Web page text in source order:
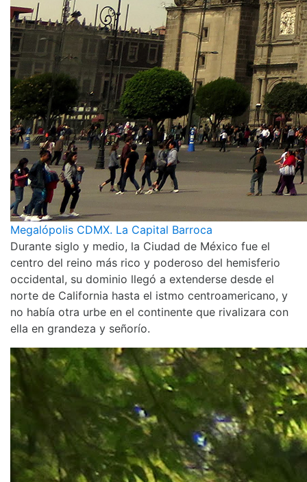
Megalópolis CDMX. La Capital Barroca
Durante siglo y medio, la Ciudad de México fue el
centro del reino más rico y poderoso del hemisferio
occidental, su dominio llegó a extenderse desde el
norte de California hasta el istmo centroamericano, y
no había otra urbe en el continente que rivalizara con
ella en grandeza y señorío.